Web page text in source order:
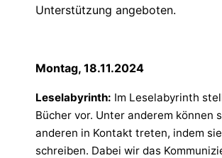
Unterstützung angeboten.
Montag, 18.11.2024
Leselabyrinth: Im Leselabyrinth
Bücher vor. Unter anderem können
anderen in Kontakt treten, indem
schreiben. Dabei wir das